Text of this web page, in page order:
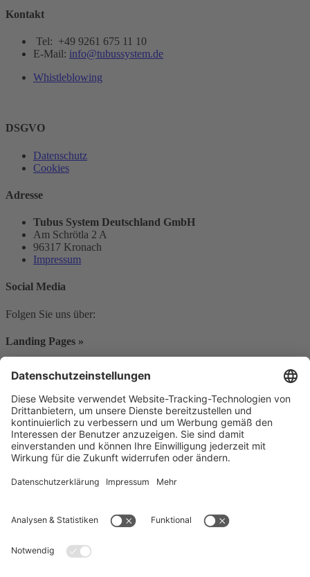
Kontakt
Tel: +49 9261 675 11 10
E-Mail: info@tubussystem.de
Whistleblowing
DSGVO
Datenschutz
Cookies
Adresse
Tubus System Deutschland GmbH
Am Schrötla 2 A
96317 Kronach
Impressum
Social Media
Folgen Sie uns über:
Landing Pages »
Kontakt
Material
Kontaktieren Sie uns
Name*
Anrede
Unternehmensname
Telefonnummer